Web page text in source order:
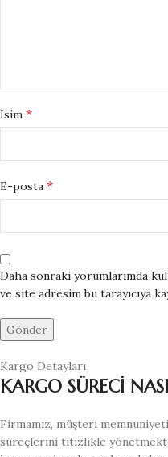
İsim *
E-posta *
Daha sonraki yorumlarımda
ve site adresim bu tarayıcıya
Kargo Detayları
KARGO SÜRECİ
Firmamız, müşteri
süreçlerini titizlikle